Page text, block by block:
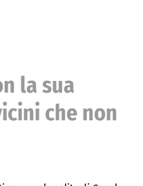
la sua
che non